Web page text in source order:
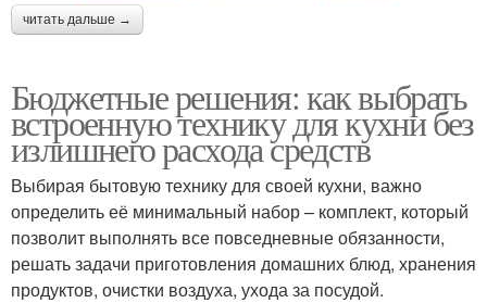
читать дальше →
Бюджетные решения: как выбрать
встроенную технику для кухни без
излишнего расхода средств
Выбирая бытовую технику для своей кухни, важно
определить её минимальный набор – комплект, который
позволит выполнять все повседневные обязанности,
решать задачи приготовления домашних блюд, хранения
продуктов, очистки воздуха, ухода за посудой.